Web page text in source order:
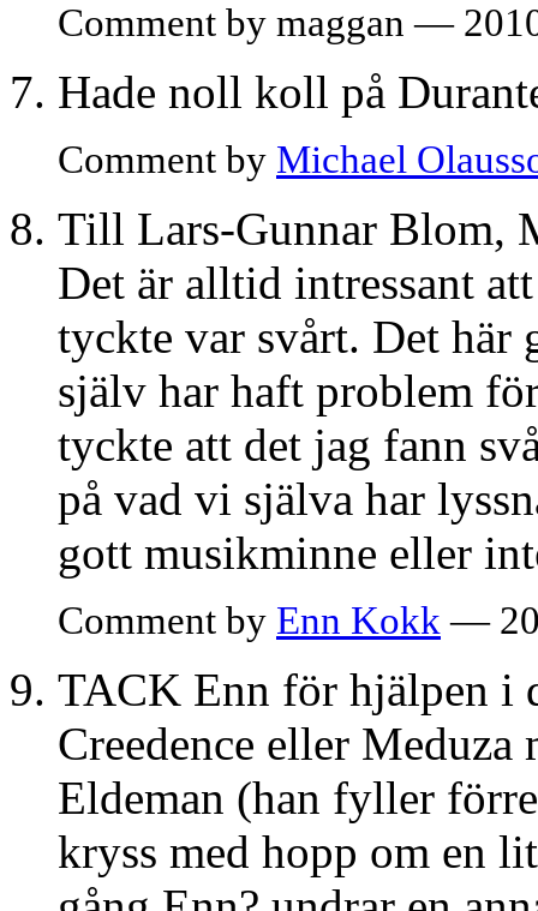
Comment by maggan —
Hade noll koll på
Comment by Michael
Till Lars-Gunnar Blom,
Det är alltid intressant
tyckte var svårt. Det här
själv har haft problem
tyckte att det jag fann
på vad vi själva har
gott musikminne eller
Comment by Enn Kokk —
TACK Enn för hjälpen i
Creedence eller
Eldeman (han fyller
kryss med hopp om en